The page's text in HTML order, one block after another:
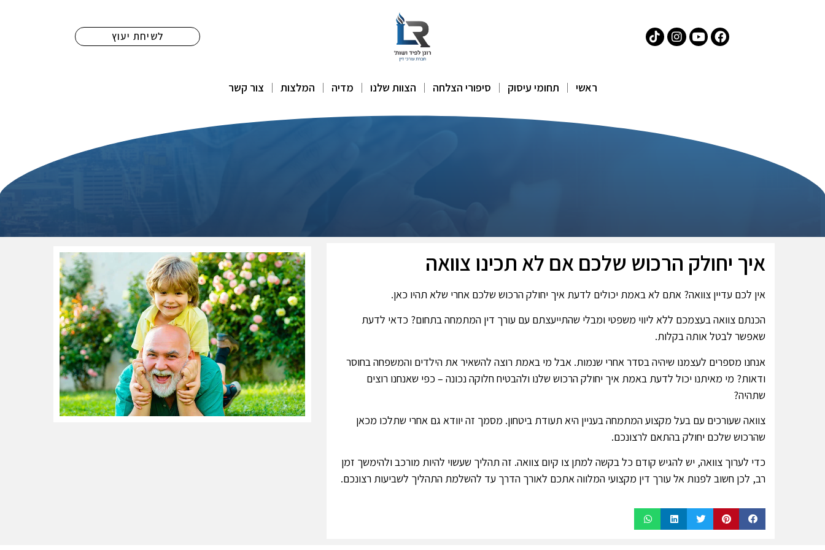
לשיחת יעוץ
ראשי תחומי עיסוק סיפורי הצלחה הצוות שלנו מדיה המלצות צור קשר
איך יחולק הרכוש שלכם אם לא תכינו צוואה
אין לכם עדיין צוואה? אתם לא באמת יכולים לדעת איך יחולק הרכוש שלכם אחרי שלא תהיו כאן.
הכנתם צוואה בעצמכם ללא ליווי משפטי ומבלי שהתייעצתם עם עורך דין המתמחה בתחום? כדאי לדעת
שאפשר לבטל אותה בקלות.
אנחנו מספרים לעצמנו שיהיה בסדר אחרי שנמות. אבל מי באמת רוצה להשאיר את הילדים והמשפחה בחוסר
ודאות? מי מאיתנו יכול לדעת באמת איך יחולק הרכוש שלנו ולהבטיח חלוקה נכונה – כפי שאנחנו רוצים
שתהיה?
צוואה שעורכים עם בעל מקצוע המתמחה בעניין היא תעודת ביטחון. מסמך זה יוודא גם אחרי שתלכו מכאן
שהרכוש שלכם יחולק בהתאם לרצונכם.
כדי לערוך צוואה, יש להגיש קודם כל בקשה למתן צו קיום צוואה. זה תהליך שעשוי להיות מורכב ולהימשך זמן
רב, לכן חשוב לפנות אל עורך דין מקצועי המלווה אתכם לאורך הדרך עד להשלמת התהליך לשביעות רצונכם.